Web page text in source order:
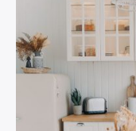
Art & Décoration